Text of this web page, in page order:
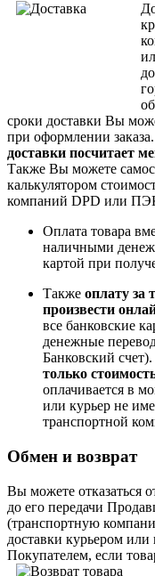
сроки доставки Вы
при оформлении заказа.
доставки посчитает
Также Вы можете
калькулятором
компаний DPD или
Оплата товара
наличными
картой при
Также оплату за
произвести
все банковские
денежные
Банковский
только
оплачивается в
или курьер не
транспортной
Обмен и возврат
Вы можете отказаться
до его передачи
(транспортную
доставки курьером
Покупателем, если